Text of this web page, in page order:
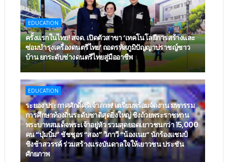
EDUCATION
ครั้งแรกในไทย! สจด. เปิดตัวสาขา ‘เทคโนโลยีการสร้างและ
ซ่อมบำรุงเครื่องดนตรีไทย’ ​ถอดรหัสภูมิปัญญาปราชญ์ชาว
บ้าน ยกระดับช่างดนตรีไทยสู่มืออาชีพ
EDUCATION
ระยอง ประกาศศักดิ์ศรีเจ้าภาพ! เตรียมพร้อมจัดงาน มหกรรม
การศึกษาท้องถิ่นระดับชาติสุดยิ่งใหญ่ ชิงถ้วยพระราชทาน
พระบาทสมเด็จพระเจ้าอยู่หัว รวมสุดยอดเยาวชนกว่า 15,000
คน “บุ๋มบิ๋ม” ชัชชุอร “สอง” วิภาวี “น้องเนย“ นักร้องแชมป์
ชิงช้าสวรรค์ ร่วมสร้างแรงบันดาลใจให้เยาวชน ประชัน
ศักยภาพ